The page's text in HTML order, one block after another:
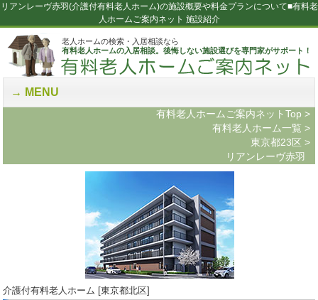
リアンレーヴ赤羽(介護付有料老人ホーム)の施設概要や料金プランについて■有料老
人ホームご案内ネット 施設紹介
老人ホームの検索・入居相談なら
有料老人ホームの入居相談。後悔しない施設選びを専門家がサポート！
MENU
有料老人ホームご案内ネットTop >
有料老人ホーム一覧 >
東京都23区 >
リアンレーヴ赤羽
介護付有料老人ホーム [東京都北区]